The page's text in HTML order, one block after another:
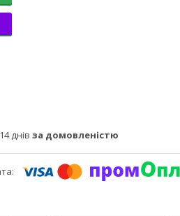
днів за домовленістю